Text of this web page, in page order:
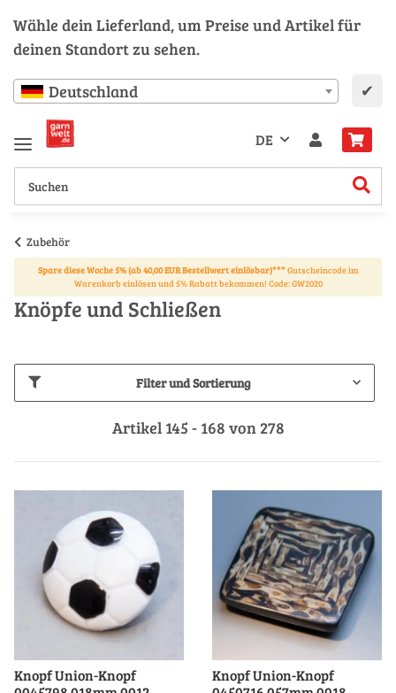
Wähle dein Lieferland, um Preise und Artikel für
deinen Standort zu sehen.
Deutschland ✔
DE
Zubehör
Spare diese Woche 5% (ab 40,00 EUR Bestellwert einlösbar)***Gutscheincode im
Warenkorb einlösen und 5% Rabatt bekommen! Code: GW2020
Knöpfe und Schließen
Filter und Sortierung
Artikel 145 - 168 von 278
Knopf Union-Knopf
Knopf Union-Knopf